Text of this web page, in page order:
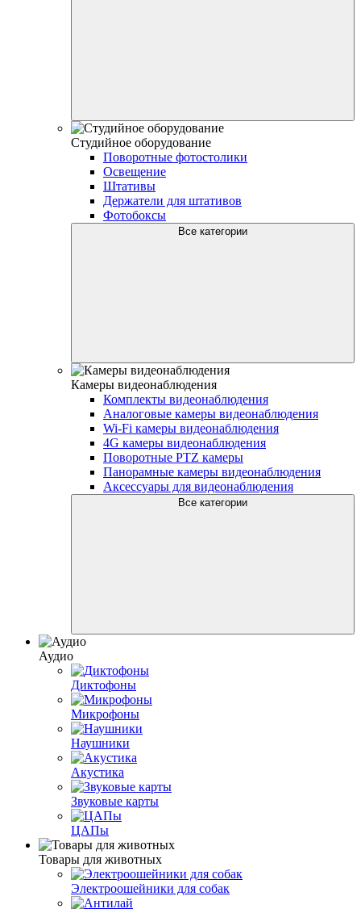
Студийное оборудование
Поворотные фотостолики
Освещение
Штативы
Держатели для штативов
Фотобоксы
Все категории
Камеры видеонаблюдения
Комплекты видеонаблюдения
Аналоговые камеры видеонаблюдения
Wi-Fi камеры видеонаблюдения
4G камеры видеонаблюдения
Поворотные PTZ камеры
Панорамные камеры видеонаблюдения
Аксессуары для видеонаблюдения
Все категории
Аудио
Диктофоны
Микрофоны
Наушники
Акустика
Звуковые карты
ЦАПы
Товары для животных
Электроошейники для собак